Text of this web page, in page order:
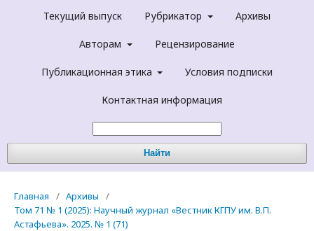
Текущий выпуск Рубрикатор Архивы
Авторам Рецензирование
Публикационная этика Условия подписки
Контактная информация
Найти
Главная / Архивы
/
Том 71 № 1 (2025): Научный журнал «Вестник КГПУ им. В.П.
Астафьева». 2025. № 1 (71)